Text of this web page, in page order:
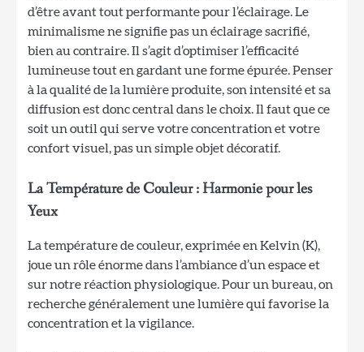
d’être avant tout performante pour l’éclairage. Le
minimalisme ne signifie pas un éclairage sacrifié,
bien au contraire. Il s’agit d’optimiser l’efficacité
lumineuse tout en gardant une forme épurée. Penser
à la qualité de la lumière produite, son intensité et sa
diffusion est donc central dans le choix. Il faut que ce
soit un outil qui serve votre concentration et votre
confort visuel, pas un simple objet décoratif.
La Température de Couleur : Harmonie pour les
Yeux
La température de couleur, exprimée en Kelvin (K),
joue un rôle énorme dans l’ambiance d’un espace et
sur notre réaction physiologique. Pour un bureau, on
recherche généralement une lumière qui favorise la
concentration et la vigilance.